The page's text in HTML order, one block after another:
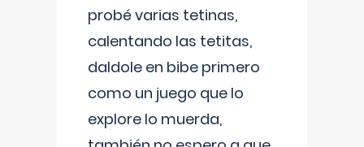
probé varias tetinas,
calentando las tetitas,
daldole en bibe primero
como un juego que lo
explore lo muerda,